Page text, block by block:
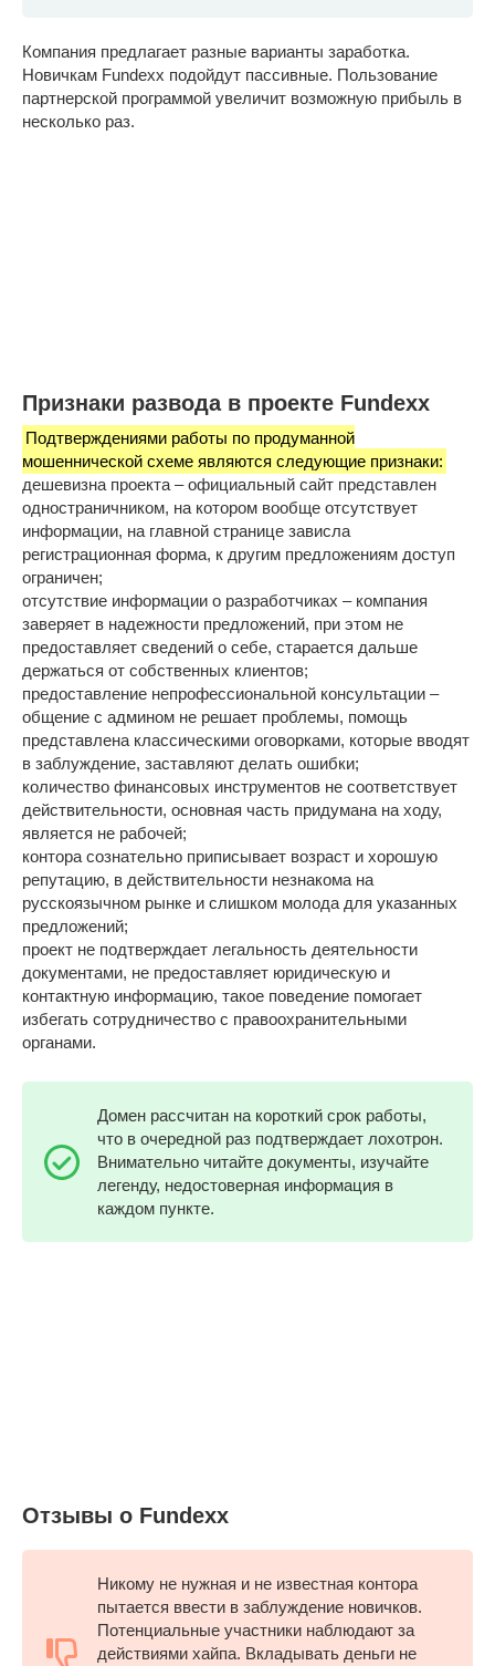
Компания предлагает разные варианты заработка.
Новичкам Fundexx подойдут пассивные. Пользование
партнерской программой увеличит возможную прибыль в
несколько раз.
Признаки развода в проекте Fundexx
Подтверждениями работы по продуманной
мошеннической схеме являются следующие признаки:
дешевизна проекта – официальный сайт представлен
одностраничником, на котором вообще отсутствует
информации, на главной странице зависла
регистрационная форма, к другим предложениям доступ
ограничен;
отсутствие информации о разработчиках – компания
заверяет в надежности предложений, при этом не
предоставляет сведений о себе, старается дальше
держаться от собственных клиентов;
предоставление непрофессиональной консультации –
общение с админом не решает проблемы, помощь
представлена классическими оговорками, которые вводят
в заблуждение, заставляют делать ошибки;
количество финансовых инструментов не соответствует
действительности, основная часть придумана на ходу,
является не рабочей;
контора сознательно приписывает возраст и хорошую
репутацию, в действительности незнакома на
русскоязычном рынке и слишком молода для указанных
предложений;
проект не подтверждает легальность деятельности
документами, не предоставляет юридическую и
контактную информацию, такое поведение помогает
избегать сотрудничество с правоохранительными
органами.
Домен рассчитан на короткий срок работы,
что в очередной раз подтверждает лохотрон.
Внимательно читайте документы, изучайте
легенду, недостоверная информация в
каждом пункте.
Отзывы о Fundexx
Никому не нужная и не известная контора
пытается ввести в заблуждение новичков.
Потенциальные участники наблюдают за
действиями хайпа. Вкладывать деньги не